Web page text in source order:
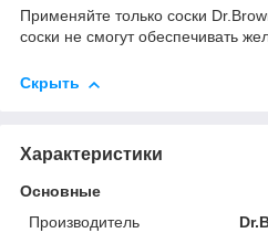
Применяйте только соски
соски не смогут обеспечивать
Скрыть
Характеристики
Основные
Производитель